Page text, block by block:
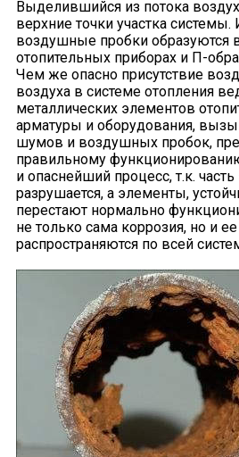
Выделившийся из потока
верхние точки участка
воздушные пробки образуются
отопительных приборах и П-
Чем же опасно присутствие
воздуха в системе отопления
металлических элементов
арматуры и оборудования,
шумов и воздушных пробок,
правильному
и опаснейший процесс, т.к.
разрушается, а элементы,
перестают нормально
не только сама коррозия, но и
распространяются по всей